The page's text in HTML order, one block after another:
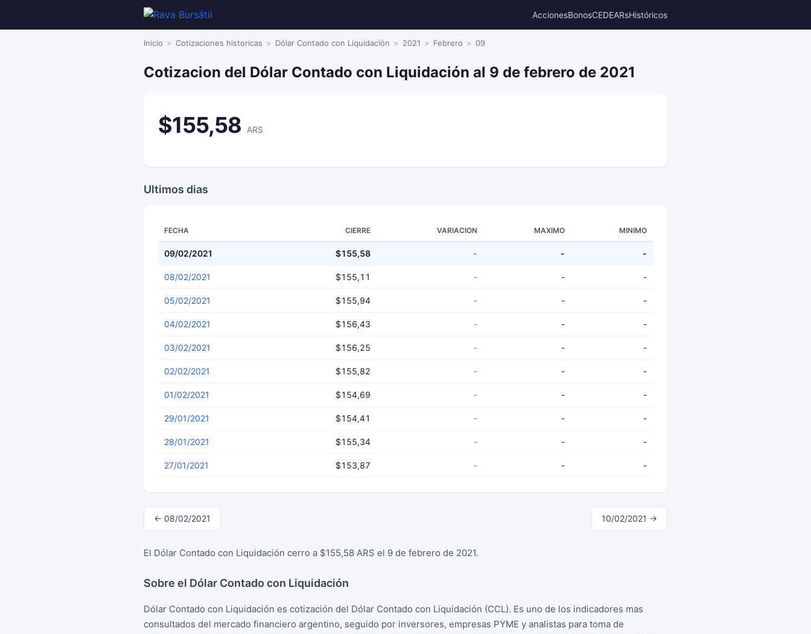
AccionesBonosCEDEARsHistóricos
Inicio Cotizaciones historicas Dólar Contado con Liquidación 2021 Febrero 09
Cotizacion del Dólar Contado con Liquidación al 9 de febrero de 2021
$155,58 ARS
Ultimos dias
FECHA CIERRE VARIACION MAXIMO MINIMO
09/02/2021 $155,58 - - -
08/02/2021 $155,11 - - -
05/02/2021 $155,94 - - -
04/02/2021 $156,43 - - -
03/02/2021 $156,25 - - -
02/02/2021 $155,82 - - -
01/02/2021 $154,69 - - -
29/01/2021 $154,41 - - -
28/01/2021 $155,34 - - -
27/01/2021 $153,87 - - -
← 08/02/2021 10/02/2021 →
El Dólar Contado con Liquidación cerro a $155,58 ARS el 9 de febrero de 2021.
Sobre el Dólar Contado con Liquidación
Dólar Contado con Liquidación es cotización del Dólar Contado con Liquidación (CCL). Es uno de los indicadores mas
consultados del mercado financiero argentino, seguido por inversores, empresas PYME y analistas para toma de